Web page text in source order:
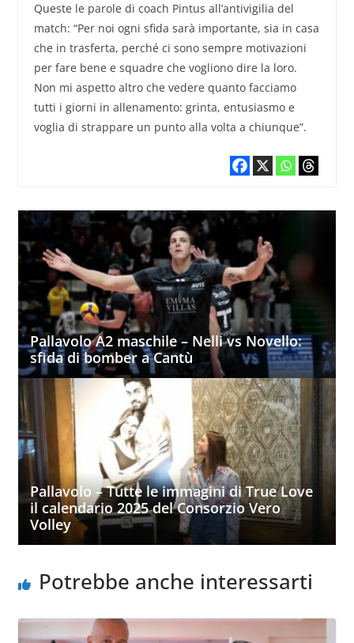
Queste le parole di coach Pintus all’antivigilia del
match: “Per noi ogni sfida sarà importante, sia in casa
che in trasferta, perché ci sono sempre motivazioni
per fare bene e squadre che vogliono dire la loro.
Non mi aspetto altro che vedere quanto facciamo
tutti i giorni in allenamento: grinta, entusiasmo e
voglia di strappare un punto alla volta a chiunque”.
Pallavolo A2 maschile – Nelli vs Novello:
sfida di bomber a Cantù
Pallavolo – Tutte le immagini di True Love
il calendario 2025 del Consorzio Vero
Volley
Potrebbe anche interessarti